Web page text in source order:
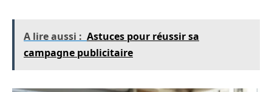
A lire aussi : Astuces pour réussir sa
campagne publicitaire